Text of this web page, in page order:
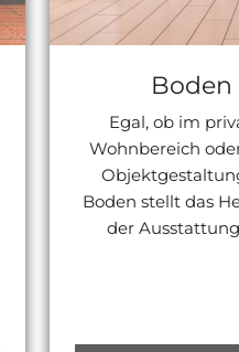
Boden
Egal, ob im
Wohnbereich
Boden stellt das
der